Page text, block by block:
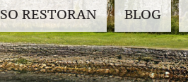
SORESTORAN BLOG